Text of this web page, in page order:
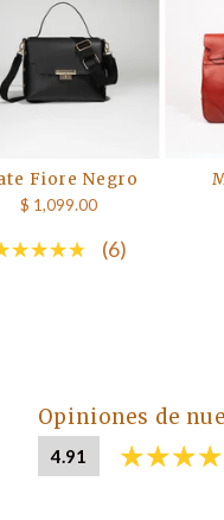
Fiore Negro
$ 1,099.00
(6)
Opiniones de
4.91